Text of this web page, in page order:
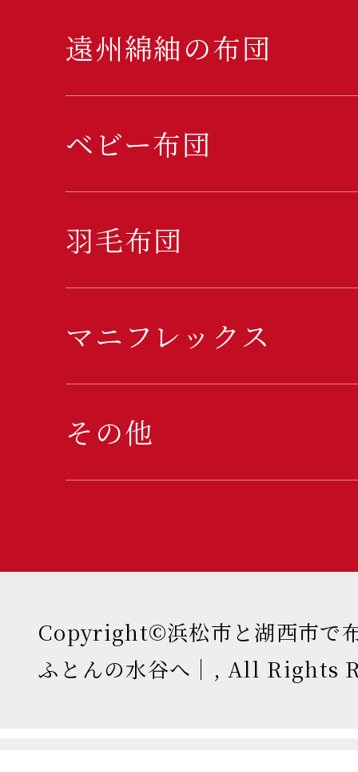
遠州綿紬の布団
ベビー布団
羽毛布団
マニフレックス
その他
Copyright©浜松市と湖西市で
ふとんの水谷へ｜, All Rights